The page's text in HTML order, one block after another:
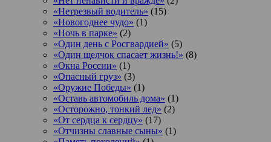
«Нетрезвый водитель» (15)
«Новогоднее чудо» (1)
«Ночь в парке» (2)
«Один день с Росгвардией» (5)
«Один щелчок спасает жизнь!» (8)
«Окна России» (1)
«Опасный груз» (3)
«Оружие Победы» (1)
«Оставь автомобиль дома» (1)
«Осторожно, тонкий лед» (2)
«От сердца к сердцу» (17)
«Отчизны славные сыны» (1)